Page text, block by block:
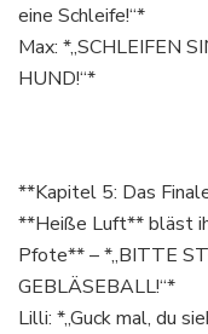
eine Schleife!“*
Max: *„SCHLEIFEN
HUND!“*
**Kapitel 5: Das
**Heiße Luft** bläst
Pfote** – *„BITTE
GEBLÄSEBALL!“*
Lilli: *„Guck mal, du